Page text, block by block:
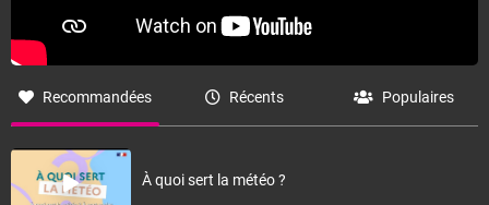
Recommandées Récents Populaires
À quoi sert la météo ?